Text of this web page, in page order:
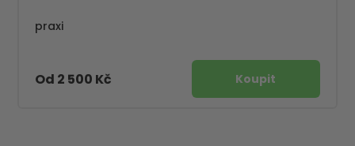
praxi
Od 2 500 Kč